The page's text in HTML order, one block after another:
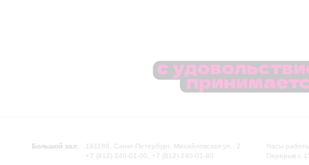
Большой зал:
191186, Санкт-Петербург, Михайловская ул., 2
+7 (812) 240-01-00, +7 (812) 240-01-80
Часы
Перерыв с